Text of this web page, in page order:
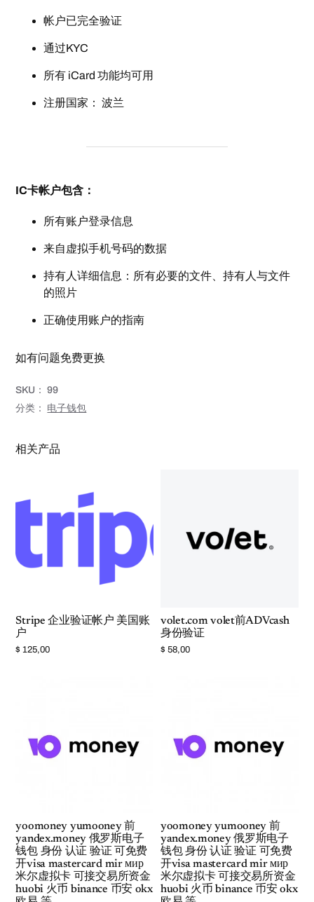
帐户已完全验证
通过KYC
所有 iCard 功能均可用
注册国家： 波兰
IC卡帐户包含：
所有账户登录信息
来自虚拟手机号码的数据
持有人详细信息：所有必要的文件、持有人与文件
的照片
正确使用账户的指南
如有问题免费更换
SKU：99
分类： 电子钱包
相关产品
Stripe 企业验证帐户 美国账
户
$ 125,00
volet.com volet前ADVcash
身份验证
$ 58,00
yoomoney yumooney 前
yandex.money 俄罗斯电子
钱包 身份 认证 验证 可免费
开visa mastercard mir мир
米尔虚拟卡 可接交易所资金
huobi 火币 binance 币安 okx
yoomoney yumooney 前
yandex.money 俄罗斯电子
钱包 身份 认证 验证 可免费
开visa mastercard mir мир
米尔虚拟卡 可接交易所资金
huobi 火币 binance 币安 okx